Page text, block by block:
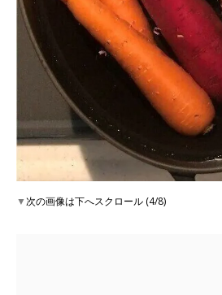
▼次の画像は下へスクロール (4/8)